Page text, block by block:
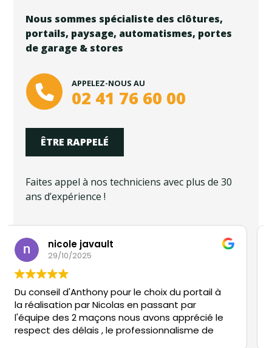
Nous sommes spécialiste des clôtures,
portails, paysage, automatismes, portes
de garage & stores
APPELEZ-NOUS AU
02 41 76 60 00
ÊTRE RAPPELÉ
Faites appel à nos techniciens avec plus de 30
ans d’expérience !
Patrick Gautier
16/03/2025
Travaux effectués par NICOLAS pour
remplacement du portier vidéo AIPHONE à
Avrillé, en effet maintenant ça fonctionne à
merveille.